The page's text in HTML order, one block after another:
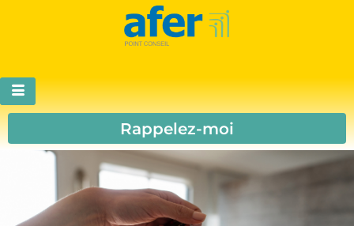
Rappelez-moi